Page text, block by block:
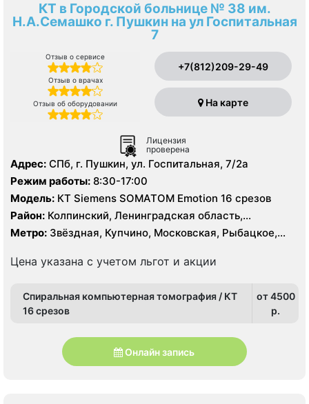
КТ в Городской больнице № 38 им.
Н.А.Семашко г. Пушкин на ул Госпитальная
7
Отзыв о сервисе
Отзыв о врачах
Отзыв об оборудовании
+7(812)209-29-49
На карте
Лицензия
проверена
Адрес: СПб, г. Пушкин, ул. Госпитальная, 7/2а
Режим работы: 8:30-17:00
Модель: КТ Siemens SOMATOM Emotion 16 срезов
Район: Колпинский, Ленинградская область,
Пушкинский
Метро: Звёздная, Купчино, Московская, Рыбацкое,
Цена указана с учетом льгот и акции
Спиральная компьютерная томография / КТ
16 срезов
от 4500
p.
Онлайн запись